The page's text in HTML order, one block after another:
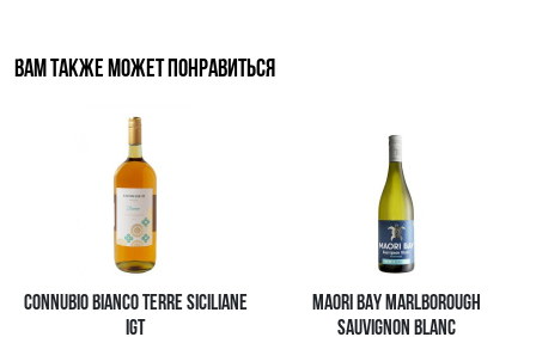
ВАМ ТАКЖЕ МОЖЕТ ПОНРАВИТЬСЯ
CONNUBIO BIANCO TERRE SICILIANE
IGT
MAORI BAY MARLBOROUGH
SAUVIGNON BLANC